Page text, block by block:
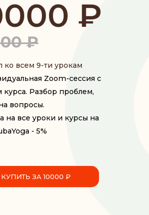
КУПИТЬ ЗА 10000 ₽
₽
ко всем 9-ти урокам
Zoom-сессия с
курса. Разбор проблем,
вопросы.
на все уроки и курсы на
- 5%
₽